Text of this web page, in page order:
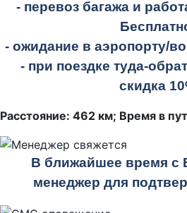
- перевоз багажа и
- ожидание в аэропорту/
- при поездке туда-
скидка
Расстояние: 462 км; Время в
В ближайшее время с
менеджер для